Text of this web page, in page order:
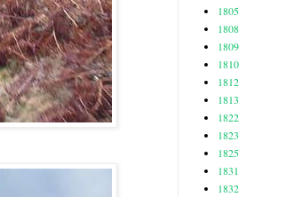
1805
1808
1809
1810
1812
1813
1822
1823
1825
1831
1832